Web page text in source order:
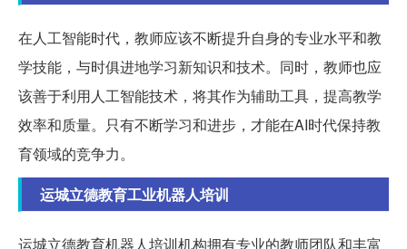
在人工智能时代，教师应该不断提升自身的专业水平和教
学技能，与时俱进地学习新知识和技术。同时，教师也应
该善于利用人工智能技术，将其作为辅助工具，提高教学
效率和质量。只有不断学习和进步，才能在AI时代保持教
育领域的竞争力。
运城立德教育工业机器人培训
运城立德教育机器人培训机构拥有专业的教师团队和丰富